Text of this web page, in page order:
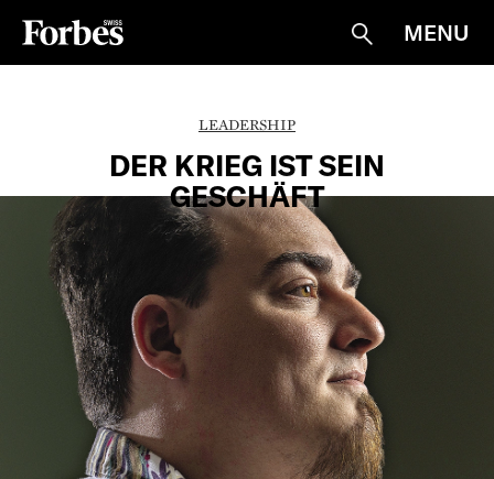
Suche
MENU
LEADERSHIP
DER KRIEG IST SEIN
GESCHÄFT